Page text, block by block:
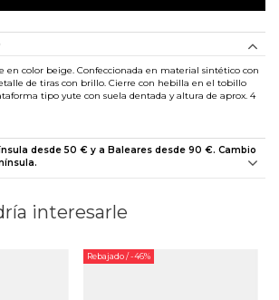
en color beige. Confeccionada en material sintético con
de tiras con brillo. Cierre con hebilla en el tobillo
tipo yute con suela dentada y altura de aprox. 4
desde 50 € y a Baleares desde 90 €. Cambio
interesarle
Rebajado/ -46%